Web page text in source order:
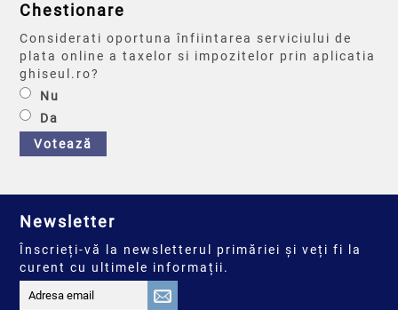
Chestionare
Considerati oportuna înfiintarea serviciului de
plata online a taxelor si impozitelor prin aplicatia
ghiseul.ro?
Nu
Da
Votează
Newsletter
Înscrieți-vă la newsletterul primăriei și veți fi la
curent cu ultimele informații.